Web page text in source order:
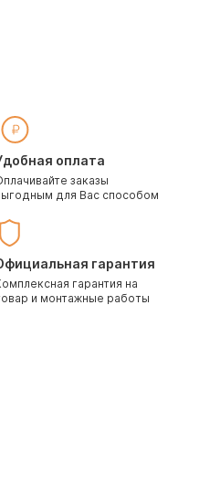
оплата
заказы
для Вас способом
гарантия
гарантия на
и монтажные работы